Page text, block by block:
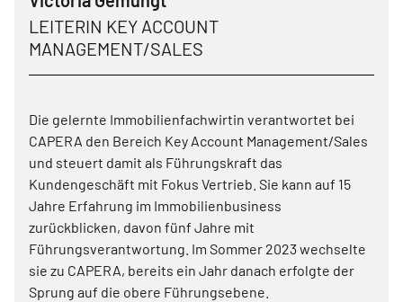
LEITERIN KEY ACCOUNT
MANAGEMENT/SALES
Die gelernte Immobilienfachwirtin verantwortet bei
CAPERA den Bereich Key Account Management/Sales
und steuert damit als Führungskraft das
Kundengeschäft mit Fokus Vertrieb. Sie kann auf 15
Jahre Erfahrung im Immobilienbusiness
zurückblicken, davon fünf Jahre mit
Führungsverantwortung. Im Sommer 2023 wechselte
sie zu CAPERA, bereits ein Jahr danach erfolgte der
Sprung auf die obere Führungsebene.